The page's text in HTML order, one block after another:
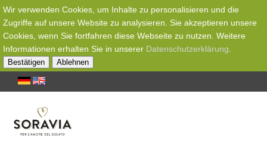
Wir verwenden Cookies, um Inhalte zu personalisieren und die
Zugriffe auf unsere Website zu analysieren. Sie akzeptieren unsere
Cookies, wenn Sie fortfahren diese Webseite zu nutzen. Weitere
Informationen erhalten Sie in unserer Datenschutzerklärung
Bestätigen Ablehnen